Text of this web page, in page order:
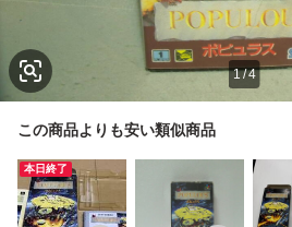
1/4
この商品よりも安い類似商品
本日終了